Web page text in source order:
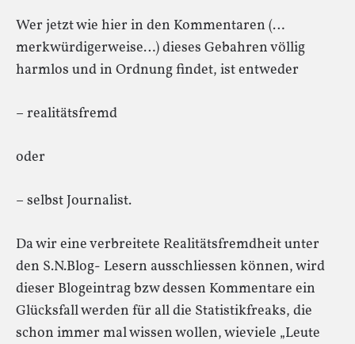
Wer jetzt wie hier in den Kommentaren (…
merkwürdigerweise…) dieses Gebahren völlig
harmlos und in Ordnung findet, ist entweder
– realitätsfremd
oder
– selbst Journalist.
Da wir eine verbreitete Realitätsfremdheit unter
den S.N.Blog- Lesern ausschliessen können, wird
dieser Blogeintrag bzw dessen Kommentare ein
Glücksfall werden für all die Statistikfreaks, die
schon immer mal wissen wollen, wieviele „Leute